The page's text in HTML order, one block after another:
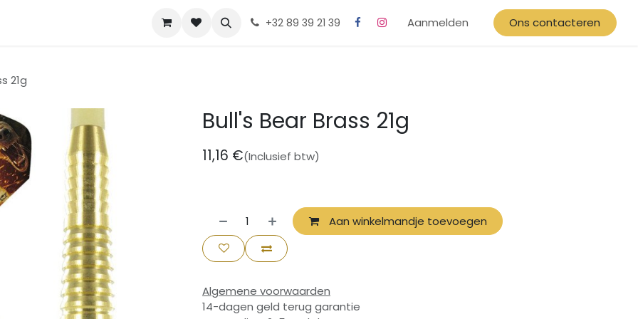
Evenementen +32 89 39 21 39 Aanmelden Ons contacteren
21g
Bull's Bear Brass 21g
11,16 €(Inclusief btw)
Aan winkelmandje toevoegen
Algemene voorwaarden
14-dagen geld terug garantie